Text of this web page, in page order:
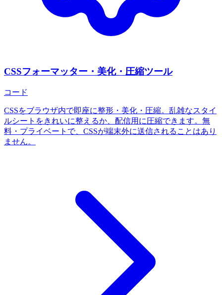
CSSフォーマッター・美化・圧縮ツール
コード
CSSをブラウザ内で即座に整形・美化・圧縮。乱雑なスタイ
ルシートをきれいに整えるか、配信用に圧縮できます。無
料・プライベートで、CSSが端末外に送信されることはあり
ません。